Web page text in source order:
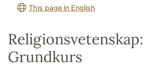
This page in English
Religionsvetenskap:
Grundkurs